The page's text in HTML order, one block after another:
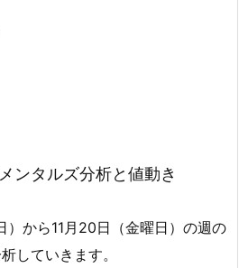
タルズ分析と値動き
）から11月20日（金曜日）の週の
していきます。